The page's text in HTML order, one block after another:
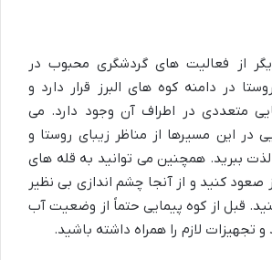
از فعالیت های گردشگری محبوب در
در دامنه کوه های البرز قرار دارد و
متعددی در اطراف آن وجود دارد. می
در این مسیرها از مناظر زیبای روستا و
ببرید. همچنین می توانید به قله های
صعود کنید و از آنجا چشم اندازی بی نظیر
قبل از کوه پیمایی حتماً از وضعیت آب
تجهیزات لازم را همراه داشته باشید.